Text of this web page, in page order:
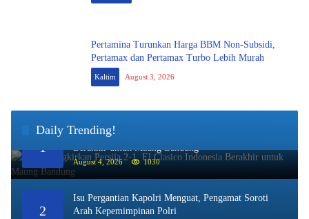
Pertamina Turunkan Harga BBM Non-Subsidi,
Pertamax dan Pertamax Turbo Lebih Murah
Kaltim August 3, 2026
Daily Trending!
1
Persib Singkirkan Persija 2-1, El Clasico Indonesia
August 4, 2026 1030
2
Isu Pergantian Kapolri Menguat, Pengamat Soroti
Arah Kepemimpinan Polri